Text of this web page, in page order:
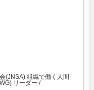
(JNSA) 組織で働く人間
リーダー /